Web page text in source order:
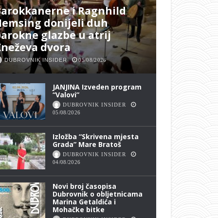
i Ragnhild
donijeli duh
glazbe u atrij
dvora
DUBROVNIK INSIDER 05/08/2026
JANJINA Izveden program
“Valovi”
DUBROVNIK INSIDER
05/08/2026
Izložba “Skrivena mjesta
Grada” Mare Bratoš
DUBROVNIK INSIDER
04/08/2026
Novi broj časopisa
Dubrovnik o obljetnicama
Marina Getaldića i
Mohačke bitke